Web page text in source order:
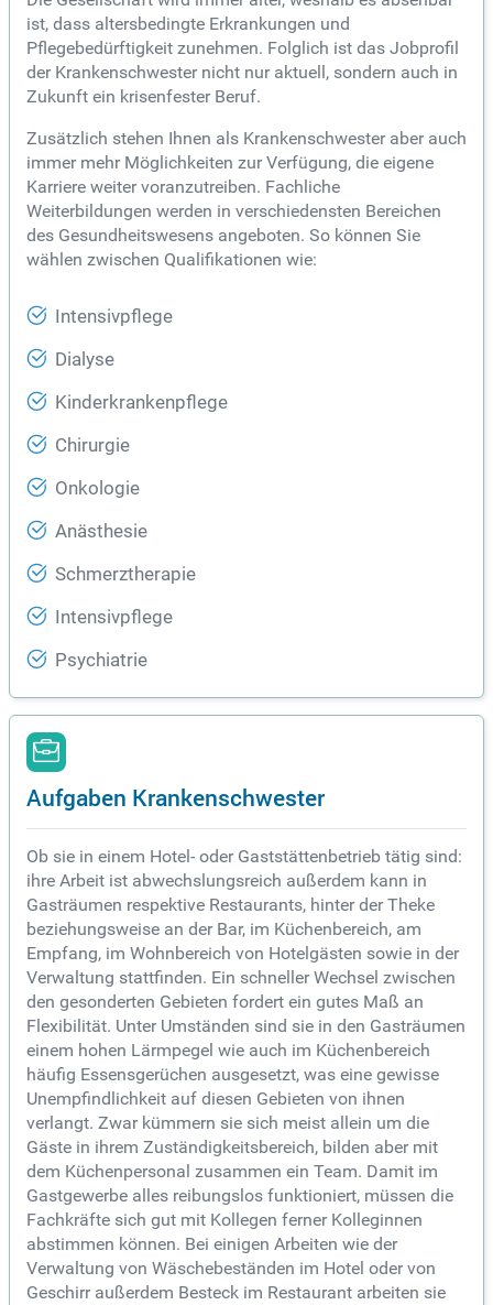
ist, dass altersbedingte Erkrankungen und
Pflegebedürftigkeit zunehmen. Folglich ist das Jobprofil
der Krankenschwester nicht nur aktuell, sondern auch in
Zukunft ein krisenfester Beruf.
Zusätzlich stehen Ihnen als Krankenschwester aber auch
immer mehr Möglichkeiten zur Verfügung, die eigene
Karriere weiter voranzutreiben. Fachliche
Weiterbildungen werden in verschiedensten Bereichen
des Gesundheitswesens angeboten. So können Sie
wählen zwischen Qualifikationen wie:
Intensivpflege
Dialyse
Kinderkrankenpflege
Chirurgie
Onkologie
Anästhesie
Schmerztherapie
Intensivpflege
Psychiatrie
Aufgaben Krankenschwester
Ob sie in einem Hotel- oder Gaststättenbetrieb tätig sind:
ihre Arbeit ist abwechslungsreich außerdem kann in
Gasträumen respektive Restaurants, hinter der Theke
beziehungsweise an der Bar, im Küchenbereich, am
Empfang, im Wohnbereich von Hotelgästen sowie in der
Verwaltung stattfinden. Ein schneller Wechsel zwischen
den gesonderten Gebieten fordert ein gutes Maß an
Flexibilität. Unter Umständen sind sie in den Gasträumen
einem hohen Lärmpegel wie auch im Küchenbereich
häufig Essensgerüchen ausgesetzt, was eine gewisse
Unempfindlichkeit auf diesen Gebieten von ihnen
verlangt. Zwar kümmern sie sich meist allein um die
Gäste in ihrem Zuständigkeitsbereich, bilden aber mit
dem Küchenpersonal zusammen ein Team. Damit im
Gastgewerbe alles reibungslos funktioniert, müssen die
Fachkräfte sich gut mit Kollegen ferner Kolleginnen
abstimmen können. Bei einigen Arbeiten wie der
Verwaltung von Wäschebeständen im Hotel oder von
Geschirr außerdem Besteck im Restaurant arbeiten sie